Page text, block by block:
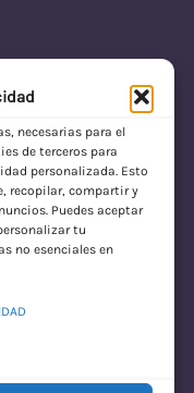
necesarias para el
de terceros para
personalizada. Esto
recopilar, compartir y
Puedes aceptar
tu
no esenciales en
con Envío